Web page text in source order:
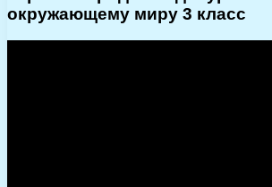
окружающему миру 3 класс